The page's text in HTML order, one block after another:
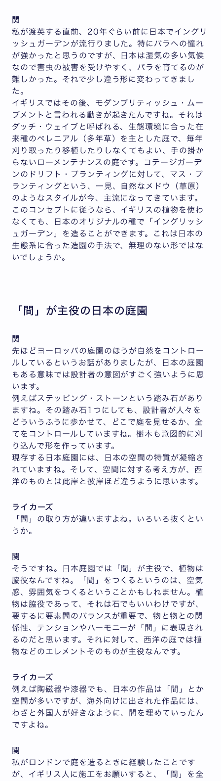
関
私が渡英する直前、20年ぐらい前に日本でイングリ
ッシュガーデンが流行りました。特にバラへの憧れ
が強かったと思うのですが、日本は湿気の多い気候
なので害虫の被害を受けやすく、バラを育てるのが
難しかった。それで少し違う形に変わってきまし
た。
イギリスではその後、モダンブリティッシュ・ムー
ブメントと言われる動きが起きたんですね。それは
ダッチ・ウェイブと呼ばれる、生態環境に合った在
来種のペレニアル（多年草）を主とした庭で、毎年
刈り取ったり移植したりしなくてもよい、手の掛か
らないローメンテナンスの庭です。コテージガーデ
ンのドリフト・プランティングに対して、マス・プ
ランティングという、一見、自然なメドウ（草原）
のようなスタイルが今、主流になってきています。
このコンセプトに従うなら、イギリスの植物を使わ
なくても、日本のオリジナルの種で「イングリッシ
ュガーデン」を造ることができます。これは日本の
生態系に合った造園の手法で、無理のない形ではな
いでしょうか。
「間」が主役の日本の庭園
関
先ほどヨーロッパの庭園のほうが自然をコントロー
ルしているというお話がありましたが、日本の庭園
もある意味では設計者の意図がすごく強いように思
います。
例えばステッピング・ストーンという踏み石があり
ますね。その踏み石1つにしても、設計者が人々を
どういうふうに歩かせて、どこで庭を見せるか、全
てをコントロールしていますね。樹木も意図的に刈
り込んで形を作っています。
現存する日本庭園には、日本の空間の特質が凝縮さ
れていますね。そして、空間に対する考え方が、西
洋のものとは此岸と彼岸ほど違うように思います。
ライカーズ
「間」の取り方が違いますよね。いろいろ抜くとい
うか。
関
そうですね。日本庭園では「間」が主役で、植物は
脇役なんですね。「間」をつくるというのは、空気
感、雰囲気をつくるということかもしれません。植
物は脇役であって、それは石でもいいわけですが、
要するに要素間のバランスが重要で、物と物との関
係性、テンションやハーモニーが「間」に表現され
るのだと思います。それに対して、西洋の庭では植
物などのエレメントそのものが主役なんです。
ライカーズ
例えば陶磁器や漆器でも、日本の作品は「間」とか
空間が多いですが、海外向けに出された作品には、
わざと外国人が好きなように、間を埋めていったん
ですよね。
関
私がロンドンで庭を造るときに経験したことです
が、イギリス人に施工をお願いすると、「間」を全